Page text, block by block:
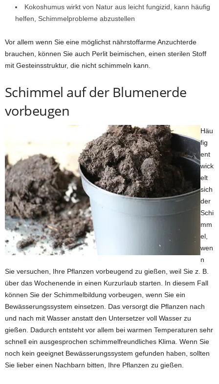
Kokoshumus wirkt von Natur aus leicht fungizid, kann häufig
helfen, Schimmelprobleme abzustellen
Vor allem wenn Sie eine möglichst nährstoffarme Anzuchterde
brauchen, können Sie auch Perlit beimischen, einen sterilen Stoff
mit Gesteinsstruktur, die nicht schimmeln kann.
Schimmel auf der Blumenerde
vorbeugen
Häu
fig
ent
wick
elt
sich
der
Schi
mm
el,
wen
n
Sie versuchen, Ihre Pflanzen vorbeugend zu gießen, weil Sie z. B.
über das Wochenende in einen Kurzurlaub starten. In diesem Fall
können Sie der Schimmelbildung vorbeugen, wenn Sie ein
Bewässerungssystem einsetzen. Das versorgt die Pflanzen nach
und nach mit Wasser anstatt den Untersetzer voll Wasser zu
gießen. Dadurch entsteht vor allem bei warmen Temperaturen sehr
schnell ein ausgesprochen schimmelfreundliches Klima. Wenn Sie
noch kein geeignet Bewässerungssystem gefunden haben, sollten
Sie lieber einen Nachbarn bitten, Ihre Pflanzen zu gießen.